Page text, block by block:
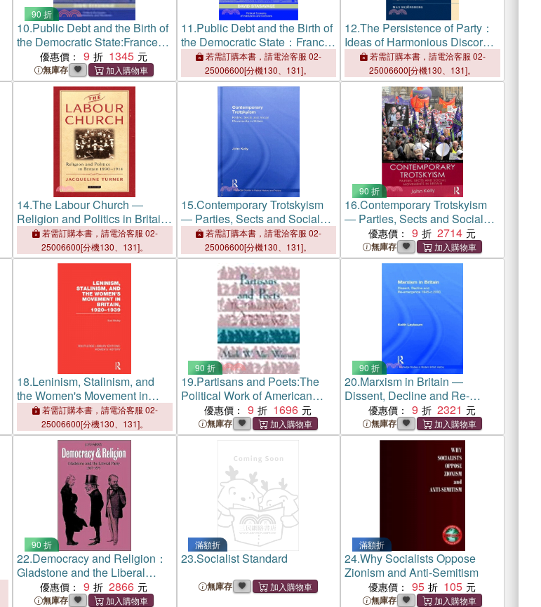
90 折
10.Public Debt and the Birth of
the Democratic State:France
and Great Britain 1688-1789
優惠價： 9 1345
無庫存
11.Public Debt and the Birth of
the Democratic State：France
and Great Britain 1688–1789
若需訂購本書，請電洽客服 02-
25006600[分機130、131]。
12.The Persistence of Party：
Ideas of Harmonious Discord
in Eighteenth-Century Britain
若需訂購本書，請電洽客服 02-
25006600[分機130、131]。
14.The Labour Church ―
Religion and Politics in Britain
1890-1914
若需訂購本書，請電洽客服 02-
25006600[分機130、131]。
15.Contemporary Trotskyism
― Parties, Sects and Social
Movements in Britain
若需訂購本書，請電洽客服 02-
25006600[分機130、131]。
90 折
16.Contemporary Trotskyism
― Parties, Sects and Social
Movements in Britain
優惠價： 9 2714
無庫存
18.Leninism, Stalinism, and
the Women's Movement in
Britain, 1920-1939
若需訂購本書，請電洽客服 02-
25006600[分機130、131]。
90 折
19.Partisans and Poets:The
Political Work of American
Poetry in the Great War
優惠價： 9 1696
無庫存
90 折
20.Marxism in Britain ―
Dissent, Decline and Re-
emergence 1945-c.2000
優惠價： 9 2321
無庫存
90 折
22.Democracy and Religion：
Gladstone and the Liberal
Party 1867–1875
優惠價： 9 2866
無庫存
滿額折
23.Socialist Standard
無庫存
滿額折
24.Why Socialists Oppose
Zionism and Anti-Semitism
優惠價： 95 105
無庫存